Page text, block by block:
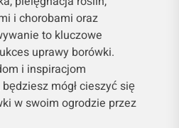
i chorobami oraz
to kluczowe
uprawy borówki.
i inspiracjom
mógł cieszyć się
w swoim ogrodzie przez